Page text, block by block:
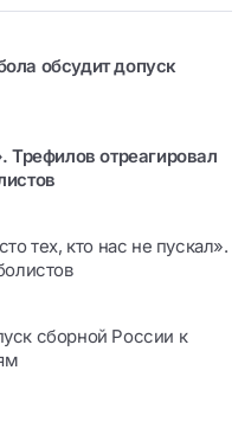
обсудит допуск
Трефилов отреагировал
тех, кто нас не пускал».
сборной России к